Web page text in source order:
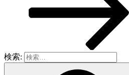
検索: